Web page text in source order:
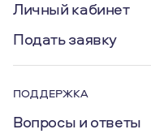
Личный кабинет
Подать заявку
ПОДДЕРЖКА
Вопросы и ответы